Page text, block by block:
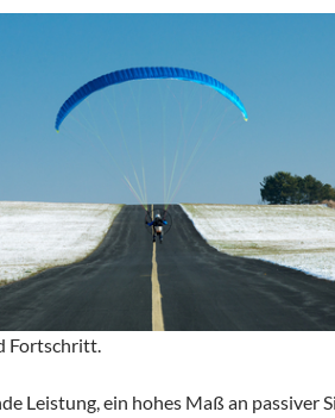
Fortschritt.
Leistung, ein hohes Maß an passiver